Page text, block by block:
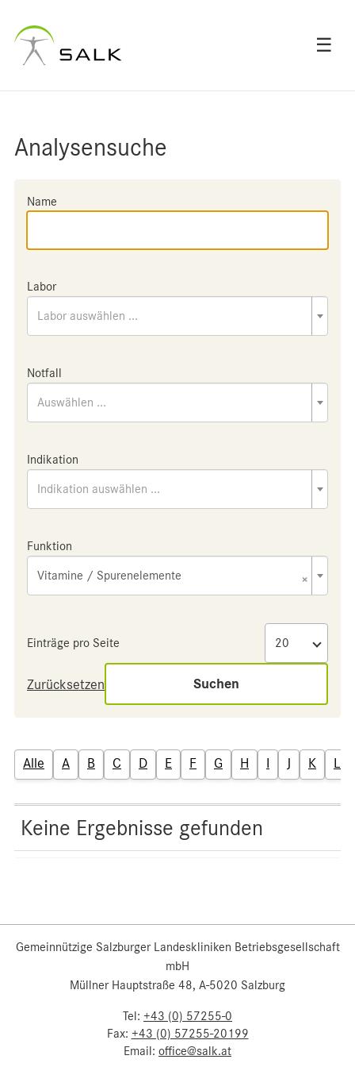
☰
Analysensuche
Name
Labor
Labor auswählen ...
Notfall
Auswählen ...
Indikation
Indikation auswählen ...
Funktion
×
Vitamine / Spurenelemente
Einträge pro Seite
Zurücksetzen Suchen
Alle A B C D E F G H I J K L
Keine Ergebnisse gefunden
Gemeinnützige Salzburger Landeskliniken Betriebsgesellschaft
mbH
Müllner Hauptstraße 48, A-5020 Salzburg
Tel: +43 (0) 57255-0
Fax: +43 (0) 57255-20199
Email: office@salk.at